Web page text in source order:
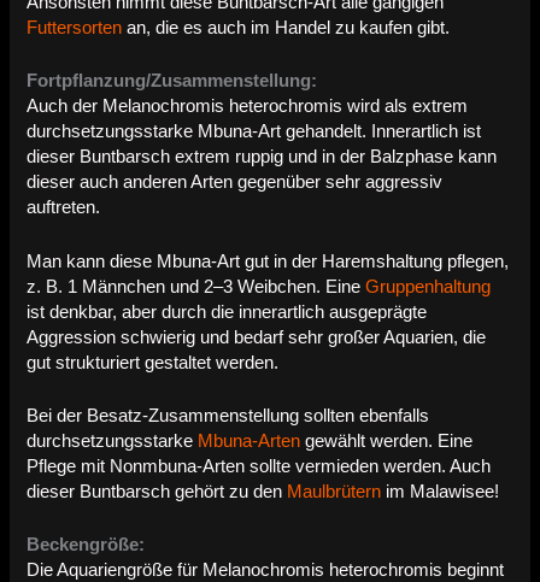
Futtersorten an, die es auch im Handel zu kaufen gibt.
Fortpflanzung/Zusammenstellung:
Auch der Melanochromis heterochromis wird als extrem
durchsetzungsstarke Mbuna-Art gehandelt. Innerartlich ist
dieser Buntbarsch extrem ruppig und in der Balzphase kann
dieser auch anderen Arten gegenüber sehr aggressiv
auftreten.
Man kann diese Mbuna-Art gut in der Haremshaltung pflegen,
z. B. 1 Männchen und 2–3 Weibchen. EineGruppenhaltung
ist denkbar, aber durch die innerartlich ausgeprägte
Aggression schwierig und bedarf sehr großer Aquarien, die
gut strukturiert gestaltet werden.
Bei der Besatz-Zusammenstellung sollten ebenfalls
durchsetzungsstarke Mbuna-Arten gewählt werden. Eine
Pflege mit Nonmbuna-Arten sollte vermieden werden. Auch
dieser Buntbarsch gehört zu den Maulbrütern im Malawisee!
Beckengröße:
Die Aquariengröße für Melanochromis heterochromis beginnt